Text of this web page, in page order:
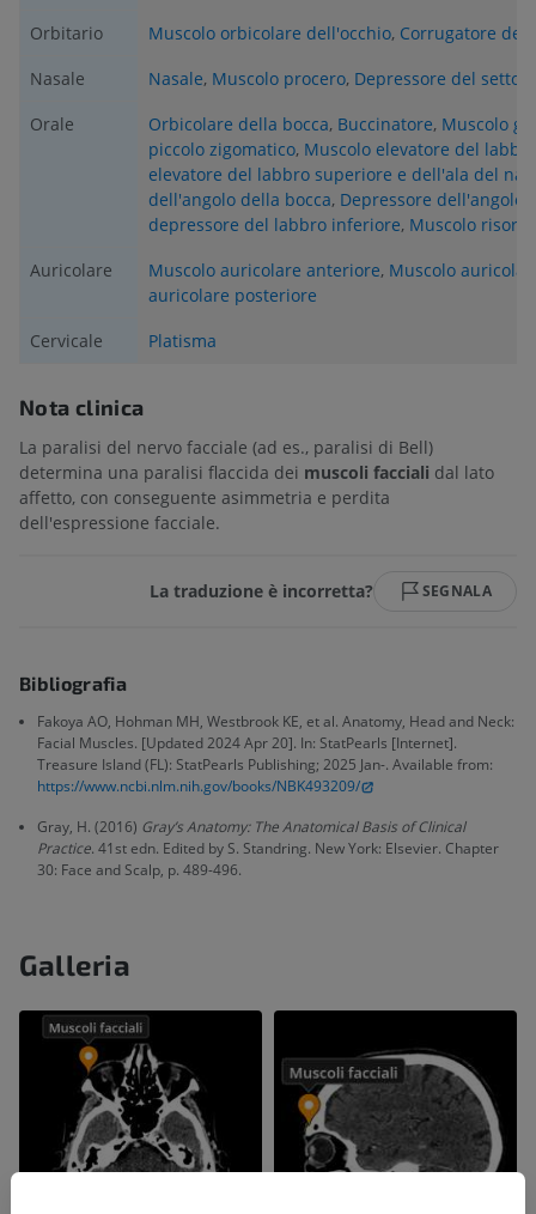
Orbitario Muscolo orbicolare dell'occhio, Corrugatore del
Nasale
Nasale, Muscolo procero, Depressore del setto
Orale
Orbicolare della bocca, Buccinatore, Muscolo
piccolo zigomatico, Muscolo elevatore del
elevatore del labbro superiore e dell'ala del
dell'angolo della bocca, Depressore dell'angolo
depressore del labbro inferiore, Muscolo risorio
Auricolare
Muscolo auricolare anteriore, Muscolo
auricolare posteriore
Cervicale
Platisma
Nota clinica
La paralisi del nervo facciale (ad es., paralisi di Bell)
determina una paralisi flaccida dei muscoli facciali dal lato
affetto, con conseguente asimmetria e perdita
dell'espressione facciale.
La traduzione è incorretta? SEGNALA
Bibliografia
Fakoya AO, Hohman MH, Westbrook KE, et al. Anatomy, Head and Neck:
Facial Muscles. [Updated 2024 Apr 20]. In: StatPearls [Internet].
Treasure Island (FL): StatPearls Publishing; 2025 Jan-. Available from:
https://www.ncbi.nlm.nih.gov/books/NBK493209/
Gray, H. (2016) Gray’s Anatomy: The Anatomical Basis of Clinical
Practice. 41st edn. Edited by S. Standring. New York: Elsevier. Chapter
30: Face and Scalp, p. 489-496.
Galleria